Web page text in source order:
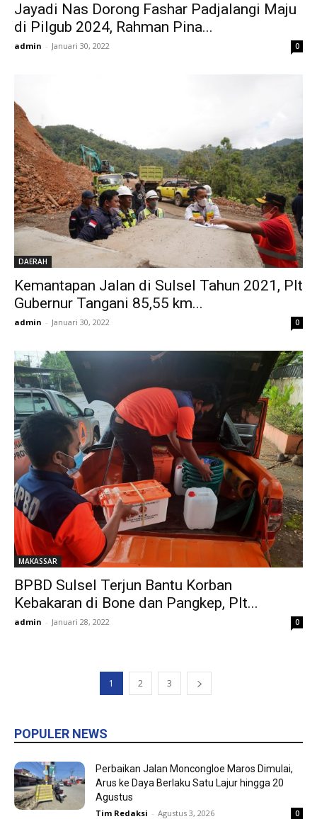
Jayadi Nas Dorong Fashar Padjalangi Maju
di Pilgub 2024, Rahman Pina...
admin - Januari 30, 2022 0
DAERAH
Kemantapan Jalan di Sulsel Tahun 2021, Plt
Gubernur Tangani 85,55 km...
admin - Januari 30, 2022 0
MAKASSAR
BPBD Sulsel Terjun Bantu Korban
Kebakaran di Bone dan Pangkep, Plt...
admin - Januari 28, 2022 0
1 2 3
POPULER NEWS
Perbaikan Jalan Moncongloe Maros Dimulai,
Arus ke Daya Berlaku Satu Lajur hingga 20
Agustus
Tim Redaksi - Agustus 3, 2026 0